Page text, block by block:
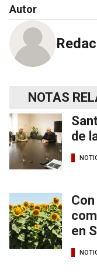
Autor
NOTAS
de
en